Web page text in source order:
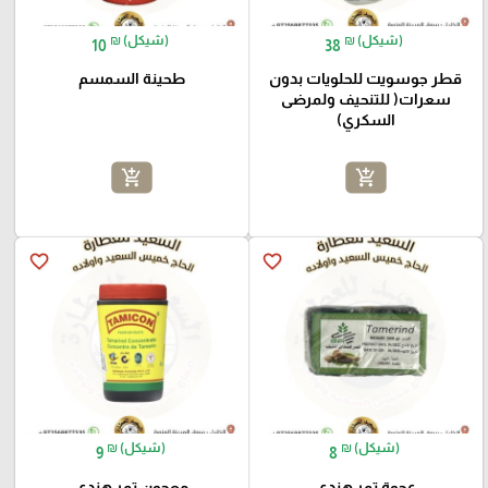
38 ₪ (شيكل)
قطر جوسويت للحلويات بدون
سعرات( للتنحيف ولمرضى
السكري)
add_shopping_cart
10 ₪ (شيكل)
طحينة السمسم
add_shopping_cart
favorite_border
8 ₪ (شيكل)
favorite_border
9 ₪ (شيكل)